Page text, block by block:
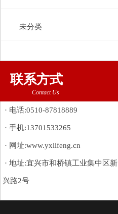
未分类
联系方式
Contact Us
· 电话:0510-87818889
· 手机:13701533265
· 网址:www.yxlifeng.cn
· 地址:宜兴市和桥镇工业集中区新
兴路2号